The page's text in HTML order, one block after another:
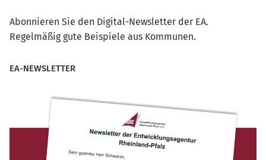
Abonnieren Sie den Digital-Newsletter der EA.
Regelmäßig gute Beispiele aus Kommunen.
EA-NEWSLETTER